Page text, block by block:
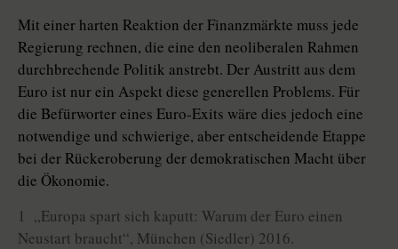
Mit einer harten Reaktion der Finanzmärkte muss jede
Regierung rechnen, die eine den neoliberalen Rahmen
durchbrechende Politik anstrebt. Der Austritt aus dem
Euro ist nur ein Aspekt diese generellen Problems. Für
die Befürworter eines Euro-Exits wäre dies jedoch eine
notwendige und schwierige, aber entscheidende Etappe
bei der Rückeroberung der demokratischen Macht über
die Ökonomie.
1 „Europa spart sich kaputt: Warum der Euro einen
Neustart braucht“, München (Siedler) 2016.